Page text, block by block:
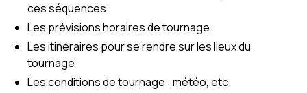
ces séquences
Les prévisions horaires de tournage
Les itinéraires pour se rendre sur les lieux du
tournage
Les conditions de tournage : météo, etc.